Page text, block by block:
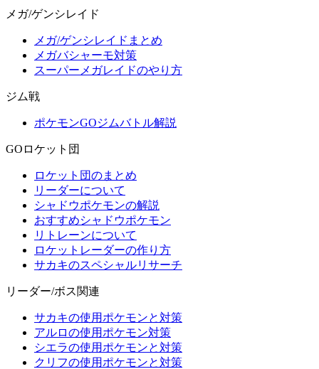
メガ/ゲンシレイド
メガ/ゲンシレイドまとめ
メガバシャーモ対策
スーパーメガレイドのやり方
ジム戦
ポケモンGOジムバトル解説
GOロケット団
ロケット団のまとめ
リーダーについて
シャドウポケモンの解説
おすすめシャドウポケモン
リトレーンについて
ロケットレーダーの作り方
サカキのスペシャルリサーチ
リーダー/ボス関連
サカキの使用ポケモンと対策
アルロの使用ポケモン対策
シエラの使用ポケモンと対策
クリフの使用ポケモンと対策